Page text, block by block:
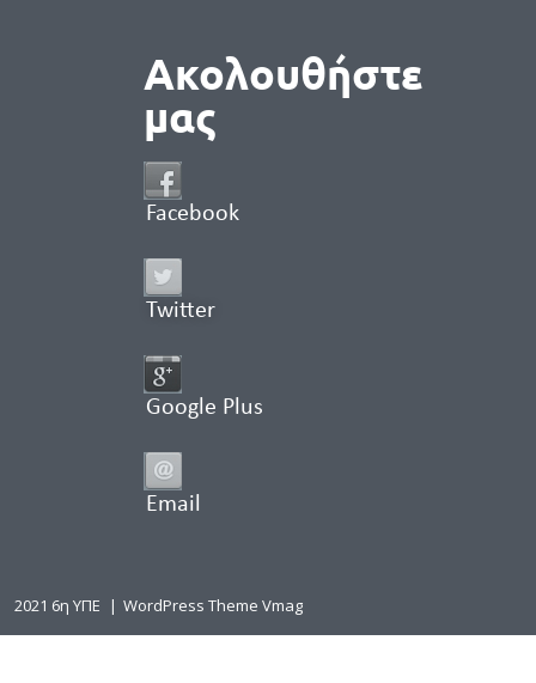
Ακολουθήστε
μας
Facebook
Twitter
Google Plus
Email
2021 6η ΥΠΕ | WordPress Theme Vmag